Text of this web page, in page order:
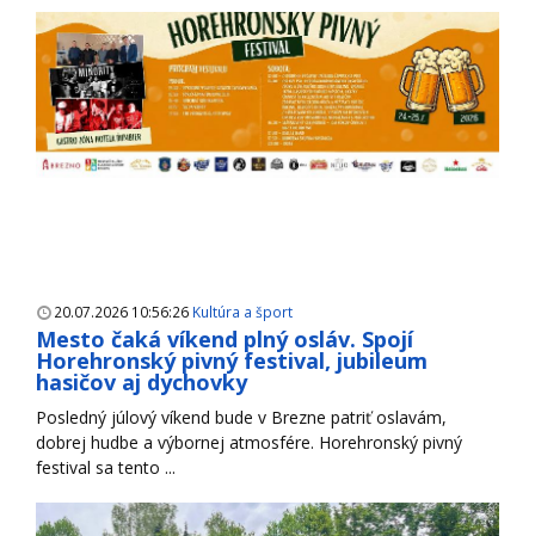
20.07.2026 10:56:26 Kultúra a šport
Mesto čaká víkend plný osláv. Spojí
Horehronský pivný festival, jubileum
hasičov aj dychovky
Posledný júlový víkend bude v Brezne patriť oslavám,
dobrej hudbe a výbornej atmosfére. Horehronský pivný
festival sa tento ...